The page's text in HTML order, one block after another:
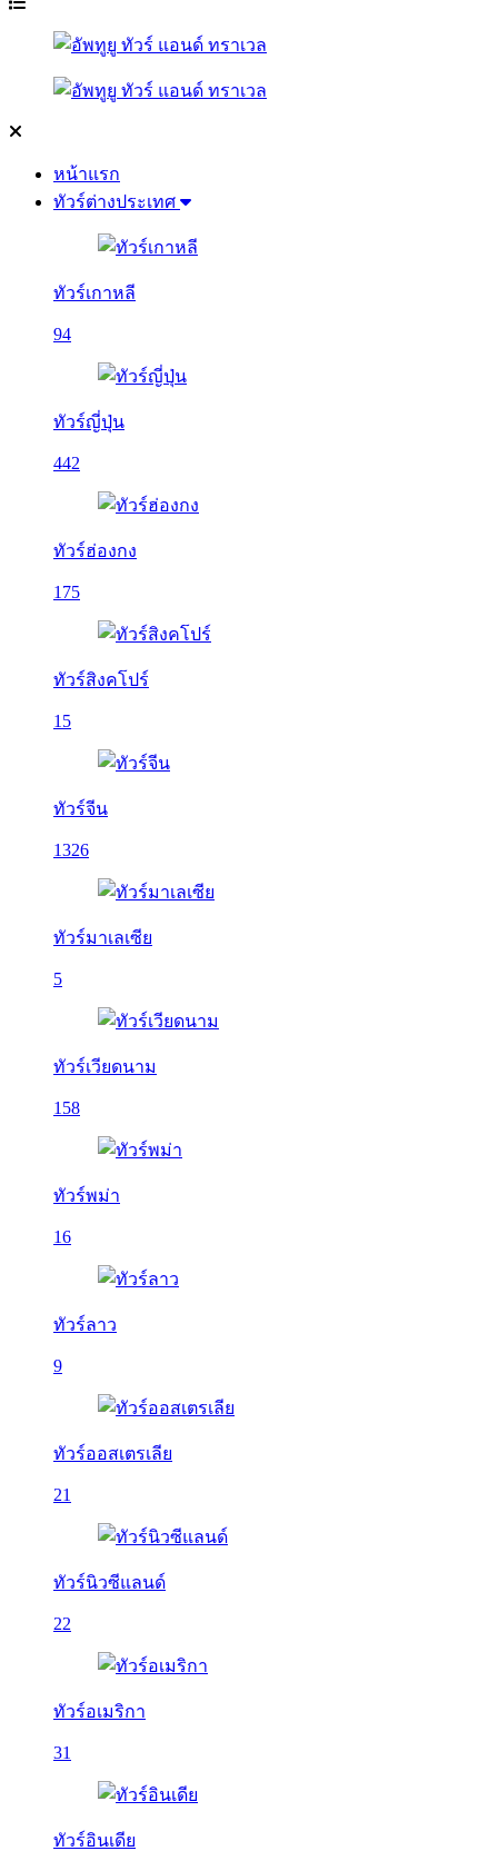
หน้าแรก
ทัวร์ต่างประเทศ
ทัวร์เกาหลี
94
ทัวร์ญี่ปุ่น
442
ทัวร์ฮ่องกง
175
ทัวร์สิงคโปร์
15
ทัวร์จีน
1326
ทัวร์มาเลเซีย
5
ทัวร์เวียดนาม
158
ทัวร์พม่า
16
ทัวร์ลาว
9
ทัวร์ออสเตรเลีย
21
ทัวร์นิวซีแลนด์
22
ทัวร์อเมริกา
31
ทัวร์อินเดีย